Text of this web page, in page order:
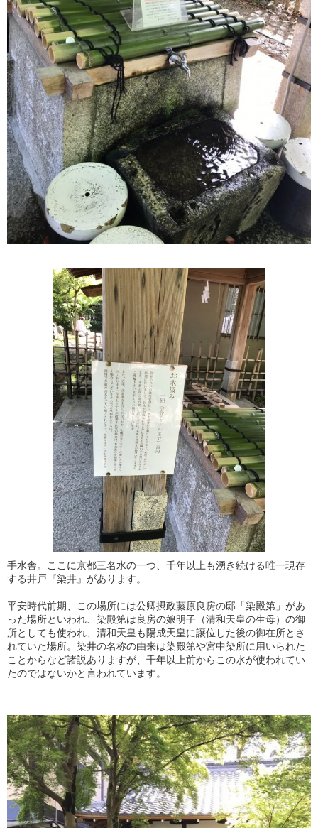
手水舎。ここに京都三名水の一つ、千年以上も湧き続ける唯一現存
する井戸『染井』があります。
平安時代前期、この場所には公卿摂政藤原良房の邸「染殿第」があ
った場所といわれ、染殿第は良房の娘明子（清和天皇の生母）の御
所としても使われ、清和天皇も陽成天皇に譲位した後の御在所とさ
れていた場所。染井の名称の由来は染殿第や宮中染所に用いられた
ことからなど諸説ありますが、千年以上前からこの水が使われてい
たのではないかと言われています。